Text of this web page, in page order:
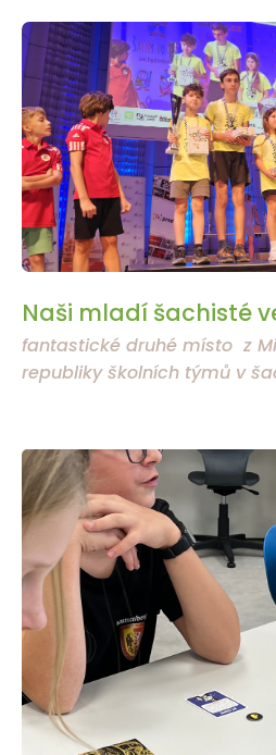
Naši mladí šachisté
fantastické druhé místo z
republiky školních týmů v